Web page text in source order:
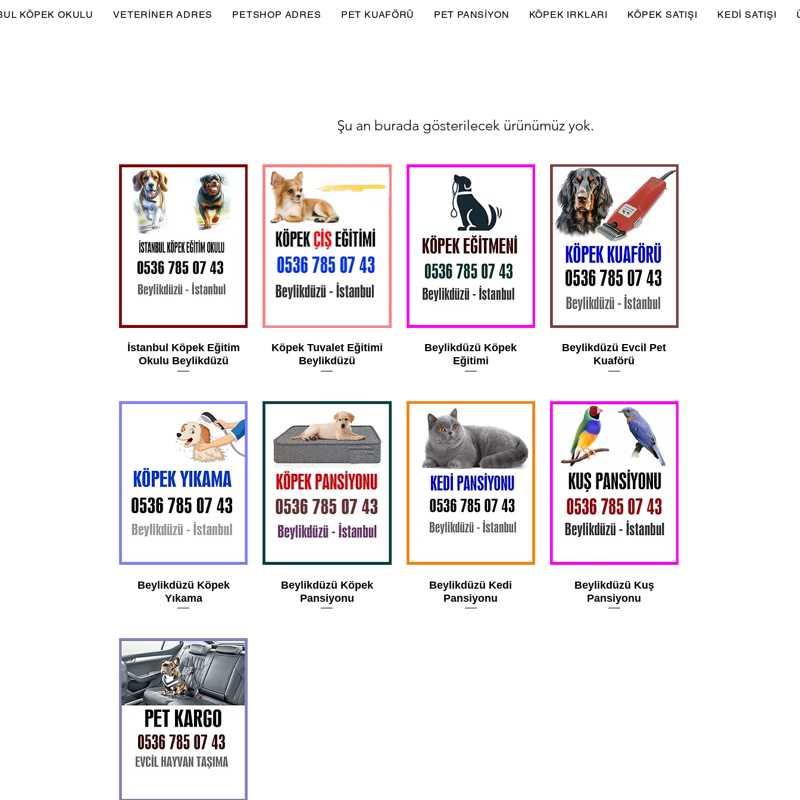
KÖPEK OKULU VETERİNER ADRES PETSHOP ADRES PET KUAFÖRÜ PET PANSİYON KÖPEK IRKLARI KÖPEK SATIŞI KEDİ SATIŞI
Şu an burada gösterilecek ürünümüz yok.
İstanbul Köpek Eğitim
Okulu Beylikdüzü
Köpek Tuvalet Eğitimi
Beylikdüzü
Beylikdüzü Köpek
Eğitimi
Beylikdüzü Evcil Pet
Kuaförü
Beylikdüzü Köpek
Yıkama
Beylikdüzü Köpek
Pansiyonu
Beylikdüzü Kedi
Pansiyonu
Beylikdüzü Kuş
Pansiyonu